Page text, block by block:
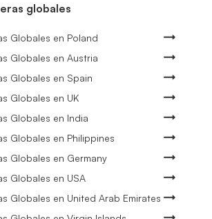
globales
Globales en Poland
Globales en Austria
Globales en Spain
Globales en UK
Globales en India
Globales en Philippines
Globales en Germany
Globales en USA
Globales en United Arab Emirates